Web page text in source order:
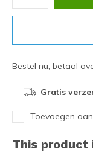
Bestel nu, betaal
Gratis
Toevoegen
This product